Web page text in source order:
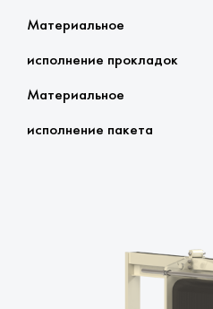
Материальное
исполнение прокладок
Материальное
исполнение пакета